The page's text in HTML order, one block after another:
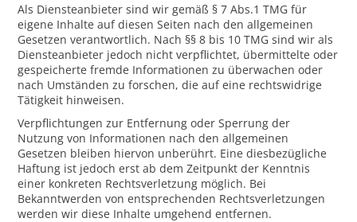
Als Diensteanbieter sind wir gemäß § 7 Abs.1 TMG für
eigene Inhalte auf diesen Seiten nach den allgemeinen
Gesetzen verantwortlich. Nach §§ 8 bis 10 TMG sind wir als
Diensteanbieter jedoch nicht verpflichtet, übermittelte oder
gespeicherte fremde Informationen zu überwachen oder
nach Umständen zu forschen, die auf eine rechtswidrige
Tätigkeit hinweisen.
Verpflichtungen zur Entfernung oder Sperrung der
Nutzung von Informationen nach den allgemeinen
Gesetzen bleiben hiervon unberührt. Eine diesbezügliche
Haftung ist jedoch erst ab dem Zeitpunkt der Kenntnis
einer konkreten Rechtsverletzung möglich. Bei
Bekanntwerden von entsprechenden Rechtsverletzungen
werden wir diese Inhalte umgehend entfernen.